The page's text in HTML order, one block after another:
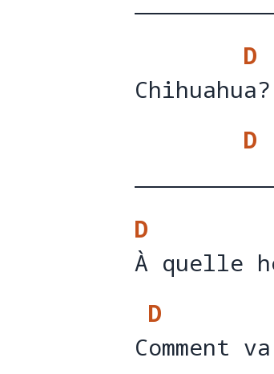
Chihuahu
D
Chihuahua?
D
D
À quelle
À quelle
C
D
omment
Comment